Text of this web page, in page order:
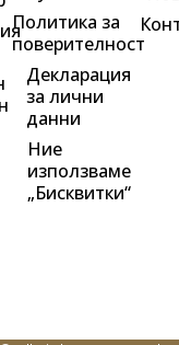
Политика за
поверителност
Декларация
за лични
данни
Ние
използваме
„Бисквитки“